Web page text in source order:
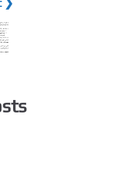
❮ Previous post